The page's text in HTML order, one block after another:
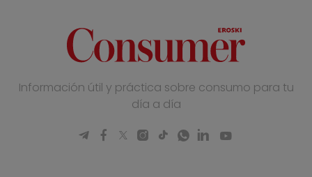
Información útil y práctica sobre consumo para tu
día a día